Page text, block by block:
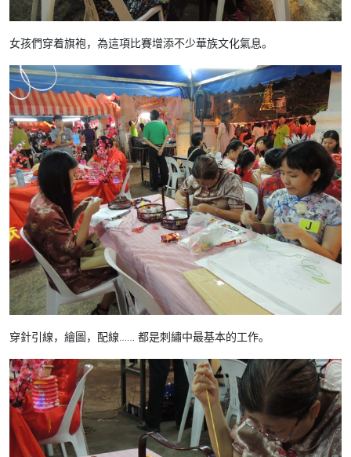
女孩們穿着旗袍，為這項比賽增添不少華族文化氣息。
穿針引線，繪圖，配線…… 都是刺繡中最基本的工作。